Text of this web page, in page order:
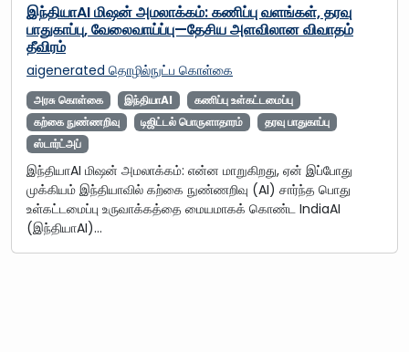
இந்தியாAI மிஷன் அமலாக்கம்: கணிப்பு வளங்கள், தரவு
பாதுகாப்பு, வேலைவாய்ப்பு—தேசிய அளவிலான விவாதம்
தீவிரம்
aigenerated தொழில்நுட்ப கொள்கை
அரசு கொள்கை இந்தியாAI
கணிப்பு உள்கட்டமைப்பு
கற்கை நுண்ணறிவு
டிஜிட்டல் பொருளாதாரம்
தரவு பாதுகாப்பு
ஸ்டார்ட்அப்
இந்தியாAI மிஷன் அமலாக்கம்: என்ன மாறுகிறது, ஏன் இப்போது
முக்கியம் இந்தியாவில் கற்கை நுண்ணறிவு (AI) சார்ந்த பொது
உள்கட்டமைப்பு உருவாக்கத்தை மையமாகக் கொண்ட IndiaAI
(இந்தியாAI)…